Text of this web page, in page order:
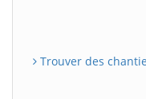
Trouver des